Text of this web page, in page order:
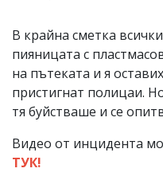
В крайна сметка
пияницата с
на пътеката и я
пристигнат полицаи.
тя буйстваше и се
Видео от инцидента
ТУК!